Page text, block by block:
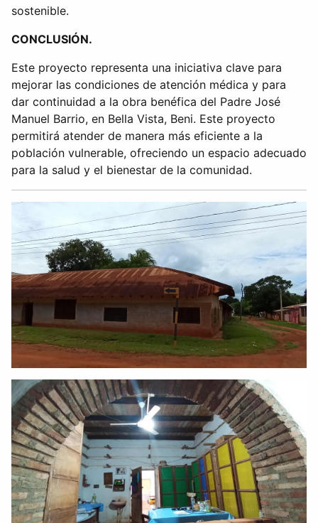
sostenible.
CONCLUSIÓN.
Este proyecto representa una iniciativa clave para
mejorar las condiciones de atención médica y para
dar continuidad a la obra benéfica del Padre José
Manuel Barrio, en Bella Vista, Beni. Este proyecto
permitirá atender de manera más eficiente a la
población vulnerable, ofreciendo un espacio adecuado
para la salud y el bienestar de la comunidad.